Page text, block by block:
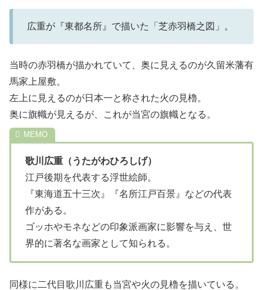
広重が『東都名所』で描いた「芝赤羽橋之図」。
当時の赤羽橋が描かれていて、奥に見えるのが久留米藩有
馬家上屋敷。
左上に見えるのが日本一と称された火の見櫓。
奥に旗幟が見えるが、これが当宮の旗幟となる。
歌川広重（うたがわひろしげ）
江戸後期を代表する浮世絵師。
『東海道五十三次』『名所江戸百景』などの代表
作がある。
ゴッホやモネなどの印象派画家に影響を与え、世
界的に著名な画家として知られる。
同様に二代目歌川広重も当宮や火の見櫓を描いている。